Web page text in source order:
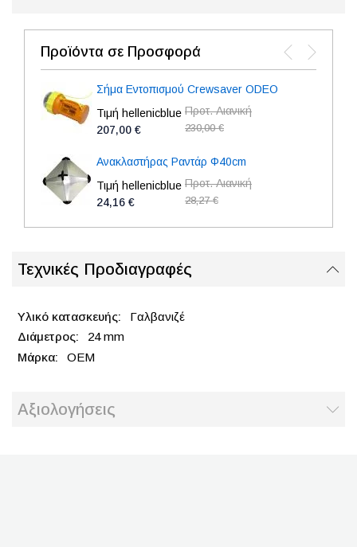
Προϊόντα σε Προσφορά
Σήμα Εντοπισμού Crewsaver ODEO
Τιμή hellenicblue
207,00 €
Προτ. Λιανική
230,00 €
Ανακλαστήρας Ραντάρ Φ40cm
Τιμή hellenicblue
24,16 €
Προτ. Λιανική
28,27 €
Τεχνικές Προδιαγραφές
Γαλβανιζέ
24 mm
OEM
Αξιολογήσεις